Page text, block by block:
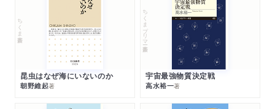
ちくま新書
昆虫はなぜ海にいないのか
朝野維起著
ちくまプリマー新書
宇宙最強物質決定戦
高水裕一著